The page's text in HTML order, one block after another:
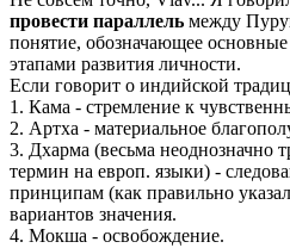
провести параллель между
понятие, обозначающее
этапами развития личности.
Если говорит о индийской
1. Кама - стремление к
2. Артха - материальное
3. Дхарма (весьма неоднозначно
термин на европ. языки) -
принципам (как правильно
вариантов значения.
4. Мокша - освобождение.